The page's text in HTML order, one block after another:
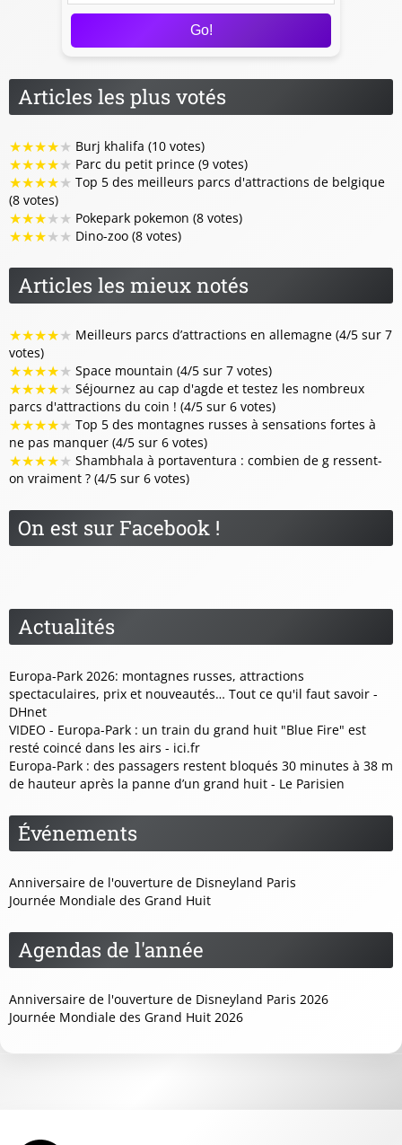
Go!
Articles les plus votés
★★★★★ Burj khalifa (10 votes)
★★★★★ Parc du petit prince (9 votes)
★★★★★ Top 5 des meilleurs parcs d'attractions de belgique
(8 votes)
★★★★★ Pokepark pokemon (8 votes)
★★★★★ Dino-zoo (8 votes)
Articles les mieux notés
★★★★★ Meilleurs parcs d’attractions en allemagne (4/5 sur 7
votes)
★★★★★ Space mountain (4/5 sur 7 votes)
★★★★★ Séjournez au cap d'agde et testez les nombreux
parcs d'attractions du coin ! (4/5 sur 6 votes)
★★★★★ Top 5 des montagnes russes à sensations fortes à
ne pas manquer (4/5 sur 6 votes)
★★★★★ Shambhala à portaventura : combien de g ressent-
on vraiment ? (4/5 sur 6 votes)
On est sur Facebook !
Actualités
Europa-Park 2026: montagnes russes, attractions
spectaculaires, prix et nouveautés… Tout ce qu'il faut savoir -
DHnet
VIDEO - Europa-Park : un train du grand huit "Blue Fire" est
resté coincé dans les airs - ici.fr
Europa-Park : des passagers restent bloqués 30 minutes à 38 m
de hauteur après la panne d’un grand huit - Le Parisien
Événements
Anniversaire de l'ouverture de Disneyland Paris
Journée Mondiale des Grand Huit
Agendas de l'année
Anniversaire de l'ouverture de Disneyland Paris 2026
Journée Mondiale des Grand Huit 2026